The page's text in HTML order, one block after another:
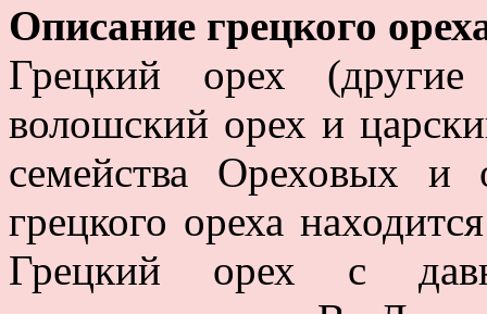
Описание грецкого
Грецкий орех (другие
волошский орех и
семейства Ореховых и
грецкого ореха
Грецкий орех с